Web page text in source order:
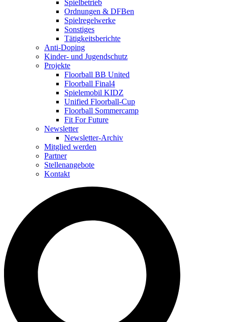
Spielbetrieb
Ordnungen & DFBen
Spielregelwerke
Sonstiges
Tätigkeitsberichte
Anti-Doping
Kinder- und Jugendschutz
Projekte
Floorball BB United
Floorball Final4
Spielemobil KIDZ
Unified Floorball-Cup
Floorball Sommercamp
Fit For Future
Newsletter
Newsletter-Archiv
Mitglied werden
Partner
Stellenangebote
Kontakt